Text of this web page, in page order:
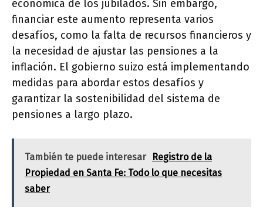
económica de los jubilados. Sin embargo,
financiar este aumento representa varios
desafíos, como la falta de recursos financieros y
la necesidad de ajustar las pensiones a la
inflación. El gobierno suizo está implementando
medidas para abordar estos desafíos y
garantizar la sostenibilidad del sistema de
pensiones a largo plazo.
También te puede interesar
Registro de la
Propiedad en Santa Fe: Todo lo que necesitas
saber